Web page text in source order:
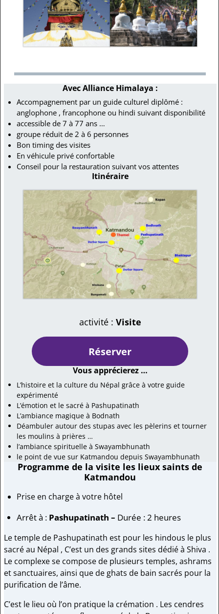
Avec Alliance Himalaya :
Accompagnement par un guide culturel diplômé :
anglophone , francophone ou hindi suivant disponibilité
accessible de 7 à 77 ans …
groupe réduit de 2 à 6 personnes
Bon timing des visites
En véhicule privé confortable
Conseil pour la restauration suivant vos attentes
Itinéraire
activité : Visite
Réserver
Vous apprécierez …
L’histoire et la culture du Népal grâce à votre guide
expérimenté
L’émotion et le sacré à Pashupatinath
L’ambiance magique à Bodnath
Déambuler autour des stupas avec les pèlerins et tourner
les moulins à prières …
l’ambiance spirituelle à Swayambhunath
le point de vue sur Katmandou depuis Swayambhunath
Programme de la visite les lieux saints de
Katmandou
Prise en charge à votre hôtel
Arrêt à :Pashupatinath – Durée : 2 heures
Le temple de Pashupatinath est pour les hindous le plus
sacré au Népal , C’est un des grands sites dédié à Shiva .
Le complexe se compose de plusieurs temples, ashrams
et sanctuaires, ainsi que de ghats de bain sacrés pour la
purification de l’âme.
C’est le lieu où l’on pratique la crémation . Les cendres